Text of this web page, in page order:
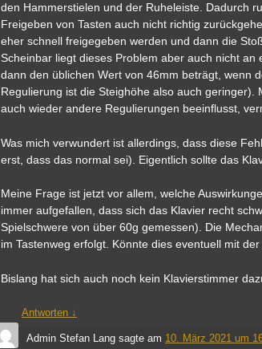
den Hammerstielen und der Ruheleiste. Dadurch
Freigeben von Tasten auch nicht richtig
eher schnell freigegeben werden und dann die
Scheinbar liegt dieses Problem aber auch nicht
dann den üblichen Wert von 46mm beträgt, wenn
Regulierung ist die Steighöhe also auch
auch wieder andere Regulierungen beeinflusst,
Was mich verwundert ist allerdings, dass diese
erst, dass das normal sei). Eigentlich sollte das
Meine Frage ist jetzt vor allem, welche
immer aufgefallen, dass sich das Klavier recht
Spielschwere von über 60g gemessen). Die
im Tastenweg erfolgt. Könnte dies eventuell mit
Bislang hat sich auch noch kein Klavierstimmer
Antworten ↓
Admin Stefan Lang sagte am 10. März 2021 um